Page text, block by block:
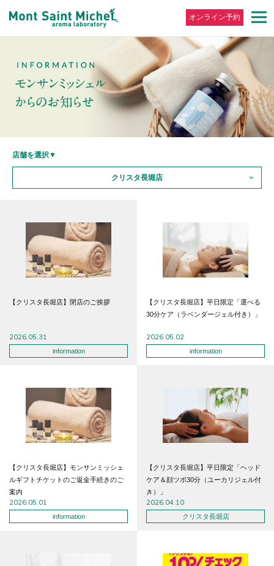
オンライン予約
店舗を選択▼
クリスタ長堀店
【クリスタ長堀店】閉店のご挨拶
2026.05.31
information
【クリスタ長堀店】平日限定「選べる
30分ケア（ラベンダージェル付き）」
2026.05.02
information
【クリスタ長堀店】モンサンミッシェ
ルギフトチケットのご返金手続きのご
案内
2026.05.01
information
【クリスタ長堀店】平日限定「ヘッド
ケア＆顔ツボ30分（ユーカリジェル付
き）」
2026.04.10
クリスタ長堀店